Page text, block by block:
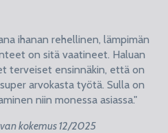
ihanan rehellinen, lämpimän
on sitä vaatineet. Haluan
terveiset ensinnäkin, että on
arvokasta työtä. Sulla on
niin monessa asiassa."
kokemus 12/2025